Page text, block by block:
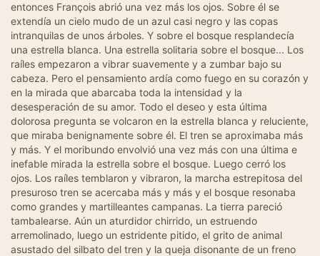
entonces François abrió una vez más los ojos. Sobre él se
extendía un cielo mudo de un azul casi negro y las copas
intranquilas de unos árboles. Y sobre el bosque resplandecía
una estrella blanca. Una estrella solitaria sobre el bosque... Los
raíles empezaron a vibrar suavemente y a zumbar bajo su
cabeza. Pero el pensamiento ardía como fuego en su corazón y
en la mirada que abarcaba toda la intensidad y la
desesperación de su amor. Todo el deseo y esta última
dolorosa pregunta se volcaron en la estrella blanca y reluciente,
que miraba benignamente sobre él. El tren se aproximaba más
y más. Y el moribundo envolvió una vez más con una última e
inefable mirada la estrella sobre el bosque. Luego cerró los
ojos. Los raíles temblaron y vibraron, la marcha estrepitosa del
presuroso tren se acercaba más y más y el bosque resonaba
como grandes y martilleantes campanas. La tierra pareció
tambalearse. Aún un aturdidor chirrido, un estruendo
arremolinado, luego un estridente pitido, el grito de animal
asustado del silbato del tren y la queja disonante de un freno